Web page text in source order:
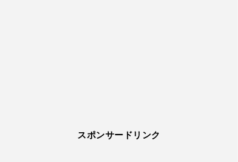
スポンサードリンク